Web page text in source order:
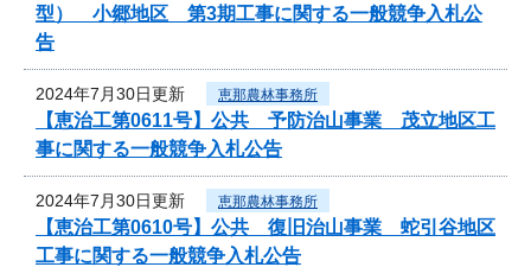
型） 小郷地区 第3期工事に関する一般競争入札公
告
2024年7月30日更新 恵那農林事務所
【恵治工第0611号】公共 予防治山事業 茂立地区工
事に関する一般競争入札公告
2024年7月30日更新 恵那農林事務所
【恵治工第0610号】公共 復旧治山事業 蛇引谷地区
工事に関する一般競争入札公告